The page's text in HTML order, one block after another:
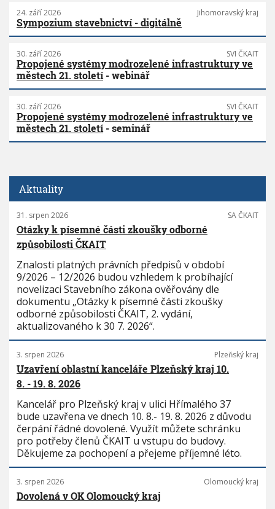
24. září 2026 Jihomoravský kraj
Sympozium stavebnictví - digitálně
30. září 2026 SVI ČKAIT
Propojené systémy modrozelené infrastruktury ve
městech 21. století- webinář
30. září 2026 SVI ČKAIT
Propojené systémy modrozelené infrastruktury ve
městech 21. století- seminář
Aktuality
31. srpen 2026 SA ČKAIT
Otázky k písemné části zkoušky odborné
způsobilosti ČKAIT
Znalosti platných právních předpisů v období
9/2026 – 12/2026 budou vzhledem k probíhající
novelizaci Stavebního zákona ověřovány dle
dokumentu „Otázky k písemné části zkoušky
odborné způsobilosti ČKAIT, 2. vydání,
aktualizovaného k 30 7. 2026“.
3. srpen 2026 Plzeňský kraj
Uzavření oblastní kanceláře Plzeňský kraj 10.
8. - 19. 8. 2026
Kancelář pro Plzeňský kraj v ulici Hřímalého 37
bude uzavřena ve dnech 10. 8.- 19. 8. 2026 z důvodu
čerpání řádné dovolené. Využít můžete schránku
pro potřeby členů ČKAIT u vstupu do budovy.
Děkujeme za pochopení a přejeme příjemné léto.
3. srpen 2026 Olomoucký kraj
Dovolená v OK Olomoucký kraj